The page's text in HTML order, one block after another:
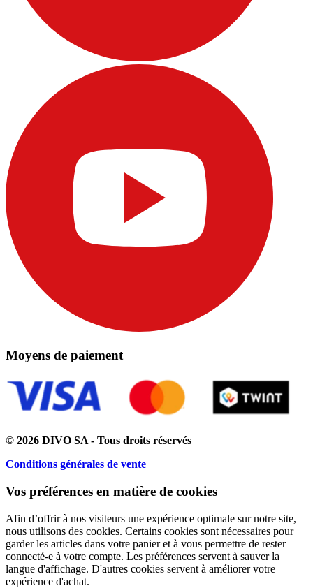
Moyens de paiement
© 2026 DIVO SA - Tous droits réservés
Conditions générales de vente
Vos préférences en matière de cookies
Afin d’offrir à nos visiteurs une expérience optimale sur notre site,
nous utilisons des cookies. Certains cookies sont nécessaires pour
garder les articles dans votre panier et à vous permettre de rester
connecté-e à votre compte. Les préférences servent à sauver la
langue d'affichage. D'autres cookies servent à améliorer votre
expérience d'achat.